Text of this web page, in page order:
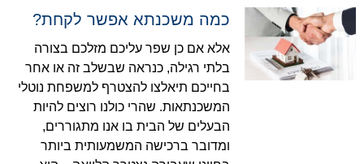
כמה משכנתא אפשר לקחת?
אלא אם כן שפר עליכם מזלכם בצורה
בלתי רגילה, כנראה שבשלב זה או אחר
בחייכם תיאלצו להצטרף למשפחת נוטלי
המשכנתאות. שהרי כולנו רוצים להיות
הבעלים של הבית בו אנו מתגוררים,
ומדובר ברכישה המשמעותית ביותר